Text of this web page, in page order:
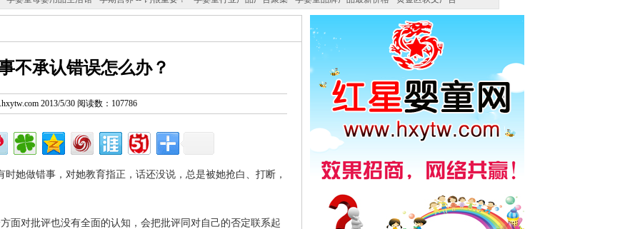
不承认错误怎么办？
2013/5/30 阅读数：107786
做错事，对她教育指正，话还没说，总是被她抢白、打断，
对批评也没有全面的认知，会把批评同对自己的否定联系起